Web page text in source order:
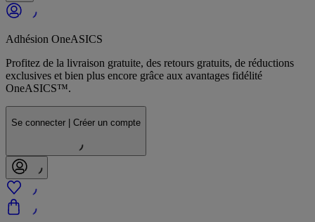
Adhésion OneASICS
Profitez de la livraison gratuite, des retours gratuits, de réductions
exclusives et bien plus encore grâce aux avantages fidélité
OneASICS™.
Se connecter | Créer un compte